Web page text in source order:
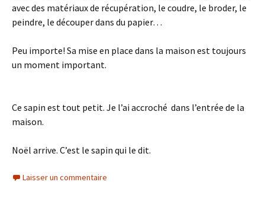
avec des matériaux de récupération, le coudre, le broder, le
peindre, le découper dans du papier…
Peu importe! Sa mise en place dans la maison est toujours
un moment important.
Ce sapin est tout petit. Je l’ai accroché dans l’entrée de la
maison.
Noël arrive. C’est le sapin qui le dit.
Laisser un commentaire